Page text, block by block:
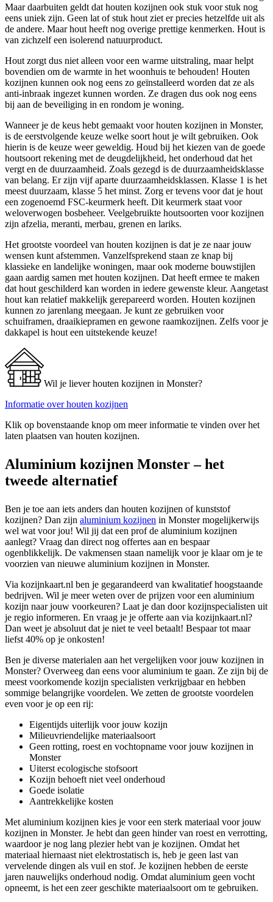
Maar daarbuiten geldt dat houten kozijnen ook stuk voor stuk nog
eens uniek zijn. Geen lat of stuk hout ziet er precies hetzelfde uit als
de andere. Maar hout heeft nog overige prettige kenmerken. Hout is
van zichzelf een isolerend natuurproduct.
Hout zorgt dus niet alleen voor een warme uitstraling, maar helpt
bovendien om de warmte in het woonhuis te behouden! Houten
kozijnen kunnen ook nog eens zo geïnstalleerd worden dat ze als
anti-inbraak ingezet kunnen worden. Ze dragen dus ook nog eens
bij aan de beveiliging in en rondom je woning.
Wanneer je de keus hebt gemaakt voor houten kozijnen in Monster,
is de eerstvolgende keuze welke soort hout je wilt gebruiken. Ook
hierin is de keuze weer geweldig. Houd bij het kiezen van de goede
houtsoort rekening met de deugdelijkheid, het onderhoud dat het
vergt en de duurzaamheid. Zoals gezegd is de duurzaamheidsklasse
van belang. Er zijn vijf aparte duurzaamheidsklassen. Klasse 1 is het
meest duurzaam, klasse 5 het minst. Zorg er tevens voor dat je hout
een zogenoemd FSC-keurmerk heeft. Dit keurmerk staat voor
weloverwogen bosbeheer. Veelgebruikte houtsoorten voor kozijnen
zijn afzelia, meranti, merbau, grenen en lariks.
Het grootste voordeel van houten kozijnen is dat je ze naar jouw
wensen kunt afstemmen. Vanzelfsprekend staan ze knap bij
klassieke en landelijke woningen, maar ook moderne bouwstijlen
gaan aardig samen met houten kozijnen. Dat heeft ermee te maken
dat hout geschilderd kan worden in iedere gewenste kleur. Aangetast
hout kan relatief makkelijk gerepareerd worden. Houten kozijnen
kunnen zo jarenlang meegaan. Je kunt ze gebruiken voor
schuiframen, draaikiepramen en gewone raamkozijnen. Zelfs voor je
dakkapel is hout een uitstekende keuze!
Wil je liever houten kozijnen in Monster?
Informatie over houten kozijnen
Klik op bovenstaande knop om meer informatie te vinden over het
laten plaatsen van houten kozijnen.
Aluminium kozijnen Monster – het
tweede alternatief
Ben je toe aan iets anders dan houten kozijnen of kunststof
kozijnen? Dan zijn aluminium kozijnen in Monster mogelijkerwijs
wel wat voor jou! Wil jij dat een prof de aluminium kozijnen
aanlegt? Vraag dan direct nog offertes aan en bespaar
ogenblikkelijk. De vakmensen staan namelijk voor je klaar om je te
voorzien van nieuwe aluminium kozijnen in Monster.
Via kozijnkaart.nl ben je gegarandeerd van kwalitatief hoogstaande
bedrijven. Wil je meer weten over de prijzen voor een aluminium
kozijn naar jouw voorkeuren? Laat je dan door kozijnspecialisten uit
je regio informeren. En vraag je je offerte aan via kozijnkaart.nl?
Dan weet je absoluut dat je niet te veel betaalt! Bespaar tot maar
liefst 40% op je onkosten!
Ben je diverse materialen aan het vergelijken voor jouw kozijnen in
Monster? Overweeg dan eens voor aluminium te gaan. Ze zijn bij de
meest voorkomende kozijn specialisten verkrijgbaar en hebben
sommige belangrijke voordelen. We zetten de grootste voordelen
even voor je op een rij:
Eigentijds uiterlijk voor jouw kozijn
Milieuvriendelijke materiaalsoort
Geen rotting, roest en vochtopname voor jouw kozijnen in
Monster
Uiterst ecologische stofsoort
Kozijn behoeft niet veel onderhoud
Goede isolatie
Aantrekkelijke kosten
Met aluminium kozijnen kies je voor een sterk materiaal voor jouw
kozijnen in Monster. Je hebt dan geen hinder van roest en verrotting,
waardoor je nog lang plezier hebt van je kozijnen. Omdat het
materiaal hiernaast niet elektrostatisch is, heb je geen last van
vervelende dingen als vuil en stof. Je kozijnen hebben de eerste
jaren nauwelijks onderhoud nodig. Omdat aluminium geen vocht
opneemt, is het een zeer geschikte materiaalsoort om te gebruiken.